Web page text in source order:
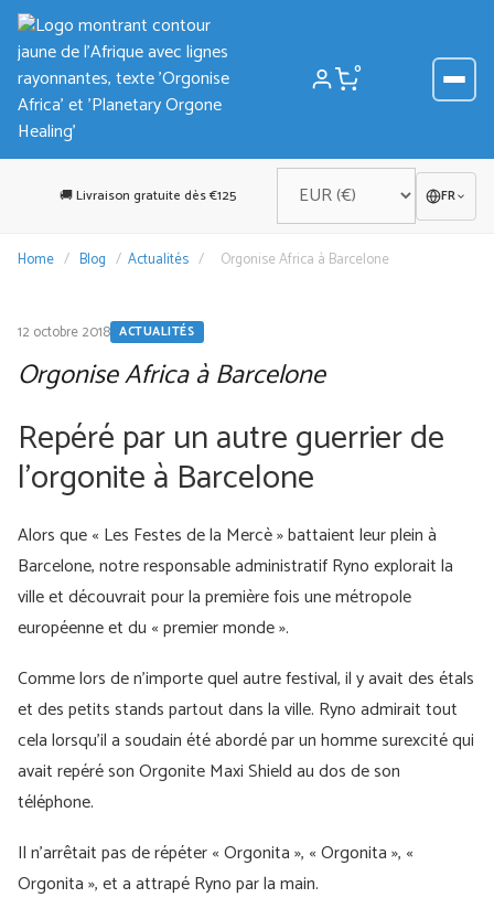
Aller
contenu
0
🚚 Livraison gratuite dès €125 FR
Home / Blog / Actualités / Orgonise Africa à Barcelone
12 octobre 2018 ACTUALITÉS
Orgonise Africa à Barcelone
Repéré par un autre guerrier de
l'orgonite à Barcelone
Alors que « Les Festes de la Mercè » battaient leur plein à
Barcelone, notre responsable administratif Ryno explorait la
ville et découvrait pour la première fois une métropole
européenne et du « premier monde ».
Comme lors de n’importe quel autre festival, il y avait des étals
et des petits stands partout dans la ville. Ryno admirait tout
cela lorsqu’il a soudain été abordé par un homme surexcité qui
avait repéré son Orgonite Maxi Shield au dos de son
téléphone.
Il n’arrêtait pas de répéter « Orgonita », « Orgonita », «
Orgonita », et a attrapé Ryno par la main.